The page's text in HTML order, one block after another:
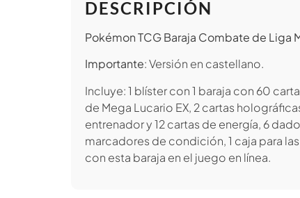
DESCRIPCIÓN
Pokémon TCG Baraja Combate de Liga
Importante: Versión en castellano.
Incluye: 1 blíster con 1 baraja con 60
de Mega Lucario EX, 2 cartas
entrenador y 12 cartas de energía, 6
marcadores de condición, 1 caja para
con esta baraja en el juego en línea.